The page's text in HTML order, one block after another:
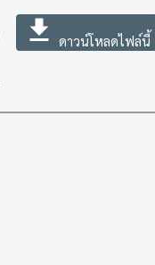
file_download ดาวน์โหลดไฟล์นี้